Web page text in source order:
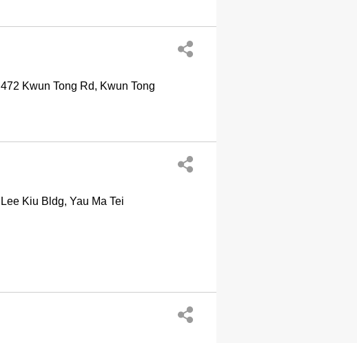
472 Kwun Tong Rd, Kwun Tong
Lee Kiu Bldg, Yau Ma Tei